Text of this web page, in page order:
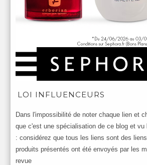
LOI INFLUENCEURS
Dans l'impossibilité de noter chaque lien et
que c'est une spécialisation de ce blog et
: considérez que tous les liens sont des
produits présentés ont été envoyés par les
revue